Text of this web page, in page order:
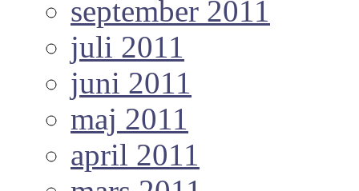
september 2011
juli 2011
juni 2011
maj 2011
april 2011